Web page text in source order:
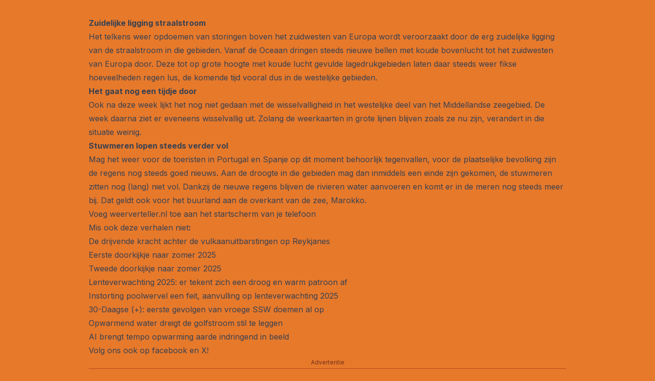
Zuidelijke ligging straalstroom
Het telkens weer opdoemen van storingen boven het zuidwesten van Europa wordt veroorzaakt door de erg zuidelijke ligging
van de straalstroom in die gebieden. Vanaf de Oceaan dringen steeds nieuwe bellen met koude bovenlucht tot het zuidwesten
van Europa door. Deze tot op grote hoogte met koude lucht gevulde lagedrukgebieden laten daar steeds weer fikse
hoeveelheden regen lus, de komende tijd vooral dus in de westelijke gebieden.
Het gaat nog een tijdje door
Ook na deze week lijkt het nog niet gedaan met de wisselvalligheid in het westelijke deel van het Middellandse zeegebied. De
week daarna ziet er eveneens wisselvallig uit. Zolang de weerkaarten in grote lijnen blijven zoals ze nu zijn, verandert in die
situatie weinig.
Stuwmeren lopen steeds verder vol
Mag het weer voor de toeristen in Portugal en Spanje op dit moment behoorlijk tegenvallen, voor de plaatselijke bevolking zijn
de regens nog steeds goed nieuws. Aan de droogte in die gebieden mag dan inmiddels een einde zijn gekomen, de stuwmeren
zitten nog (lang) niet vol. Dankzij de nieuwe regens blijven de rivieren water aanvoeren en komt er in de meren nog steeds meer
bij. Dat geldt ook voor het buurland aan de overkant van de zee, Marokko.
Voeg weerverteller.nl toe aan het startscherm van je telefoon
Mis ook deze verhalen niet:
De drijvende kracht achter de vulkaanuitbarstingen op Reykjanes
Eerste doorkijkje naar zomer 2025
Tweede doorkijkje naar zomer 2025
Lenteverwachting 2025: er tekent zich een droog en warm patroon af
Instorting poolwervel een feit, aanvulling op lenteverwachting 2025
30-Daagse (+): eerste gevolgen van vroege SSW doemen al op
Opwarmend water dreigt de golfstroom stil te leggen
AI brengt tempo opwarming aarde indringend in beeld
Volg ons ook op facebook en X!
Advertentie